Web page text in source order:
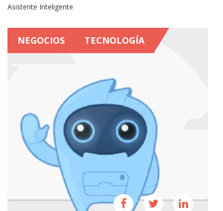
Asistente Inteligente
NEGOCIOS TECNOLOGÍA